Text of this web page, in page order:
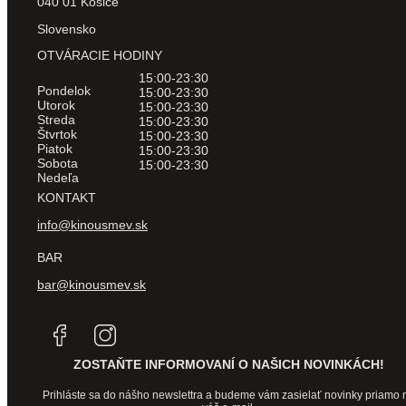
Slovensko
OTVÁRACIE HODINY
Pondelok
Utorok
Streda
Štvrtok
Piatok
Sobota
Nedeľa
15:00-23:30
15:00-23:30
15:00-23:30
15:00-23:30
15:00-23:30
15:00-23:30
15:00-23:30
KONTAKT
info@kinousmev.sk
BAR
bar@kinousmev.sk
ZOSTAŇTE INFORMOVANÍ O NAŠICH NOVINKÁCH!
Prihláste sa do nášho newslettra a budeme vám zasielať novinky priamo